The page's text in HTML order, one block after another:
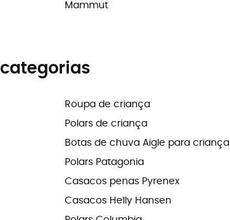
Mammut
Roupa de criança
Polars de criança
Botas de chuva Aigle para criança
Polars Patagonia
Casacos penas Pyrenex
Casacos Helly Hansen